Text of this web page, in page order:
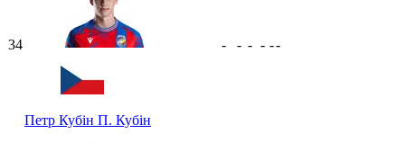
34
Петр Кубін П. Кубін
- - - - --